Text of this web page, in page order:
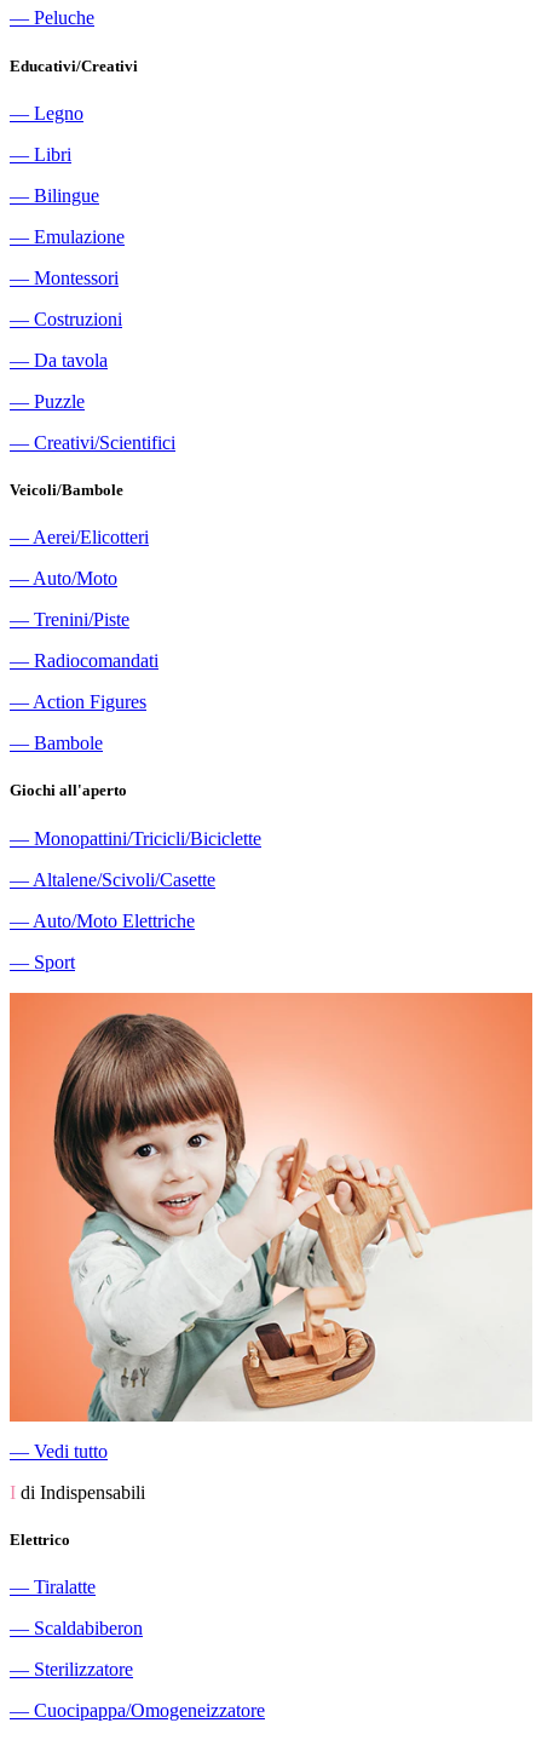
― Peluche
Educativi/Creativi
― Legno
― Libri
― Bilingue
― Emulazione
― Montessori
― Costruzioni
― Da tavola
― Puzzle
― Creativi/Scientifici
Veicoli/Bambole
― Aerei/Elicotteri
― Auto/Moto
― Trenini/Piste
― Radiocomandati
― Action Figures
― Bambole
Giochi all'aperto
― Monopattini/Tricicli/Biciclette
― Altalene/Scivoli/Casette
― Auto/Moto Elettriche
― Sport
― Vedi tutto
I di Indispensabili
Elettrico
― Tiralatte
― Scaldabiberon
― Sterilizzatore
― Cuocipappa/Omogeneizzatore